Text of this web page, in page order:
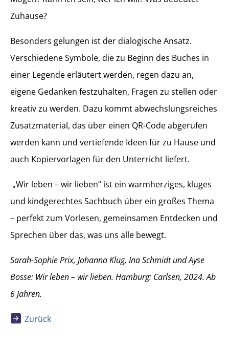
Zuhause?
Besonders gelungen ist der dialogische Ansatz.
Verschiedene Symbole, die zu Beginn des Buches in
einer Legende erläutert werden, regen dazu an,
eigene Gedanken festzuhalten, Fragen zu stellen oder
kreativ zu werden. Dazu kommt abwechslungsreiches
Zusatzmaterial, das über einen QR-Code abgerufen
werden kann und vertiefende Ideen für zu Hause und
auch Kopiervorlagen für den Unterricht liefert.
„Wir leben – wir lieben“ ist ein warmherziges, kluges
und kindgerechtes Sachbuch über ein großes Thema
– perfekt zum Vorlesen, gemeinsamen Entdecken und
Sprechen über das, was uns alle bewegt.
Sarah-Sophie Prix, Johanna Klug, Ina Schmidt und Ayse
Bosse: Wir leben – wir lieben. Hamburg: Carlsen, 2024. Ab
6 Jahren.
Zurück